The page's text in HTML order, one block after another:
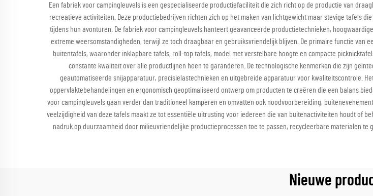
Een fabriek voor campingleuvels is een gespecialiseerde productiefaciliteit die zich richt op de productie van
recreatieve activiteiten. Deze productiebedrijven richten zich op het maken van lichtgewicht maar stevige tafels
tijdens hun avonturen. De fabriek voor campingleuvels hanteert geavanceerde productietechnieken,
extreme weersomstandigheden, terwijl ze toch draagbaar en gebruiksvriendelijk blijven. De primaire functie
buitentafels, waaronder inklapbare tafels, roll-top tafels, model met verstelbare hoogte en compacte
constante kwaliteit over alle productlijnen heen te garanderen. De technologische kenmerken die zijn
geautomatiseerde snijapparatuur, precisielastechnieken en uitgebreide apparatuur voor kwaliteitscontrole.
oppervlaktebehandelingen en ergonomisch geoptimaliseerd ontwerp om producten te creëren die een balans
voor campingleuvels gaan verder dan traditioneel kamperen en omvatten ook noodvoorbereiding,
veelzijdigheid van deze tafels maakt ze tot essentiële uitrusting voor iedereen die van buitenactiviteiten houdt of
nadruk op duurzaamheid door milieuvriendelijke productieprocessen toe te passen, recycleerbare materialen
Nieuwe